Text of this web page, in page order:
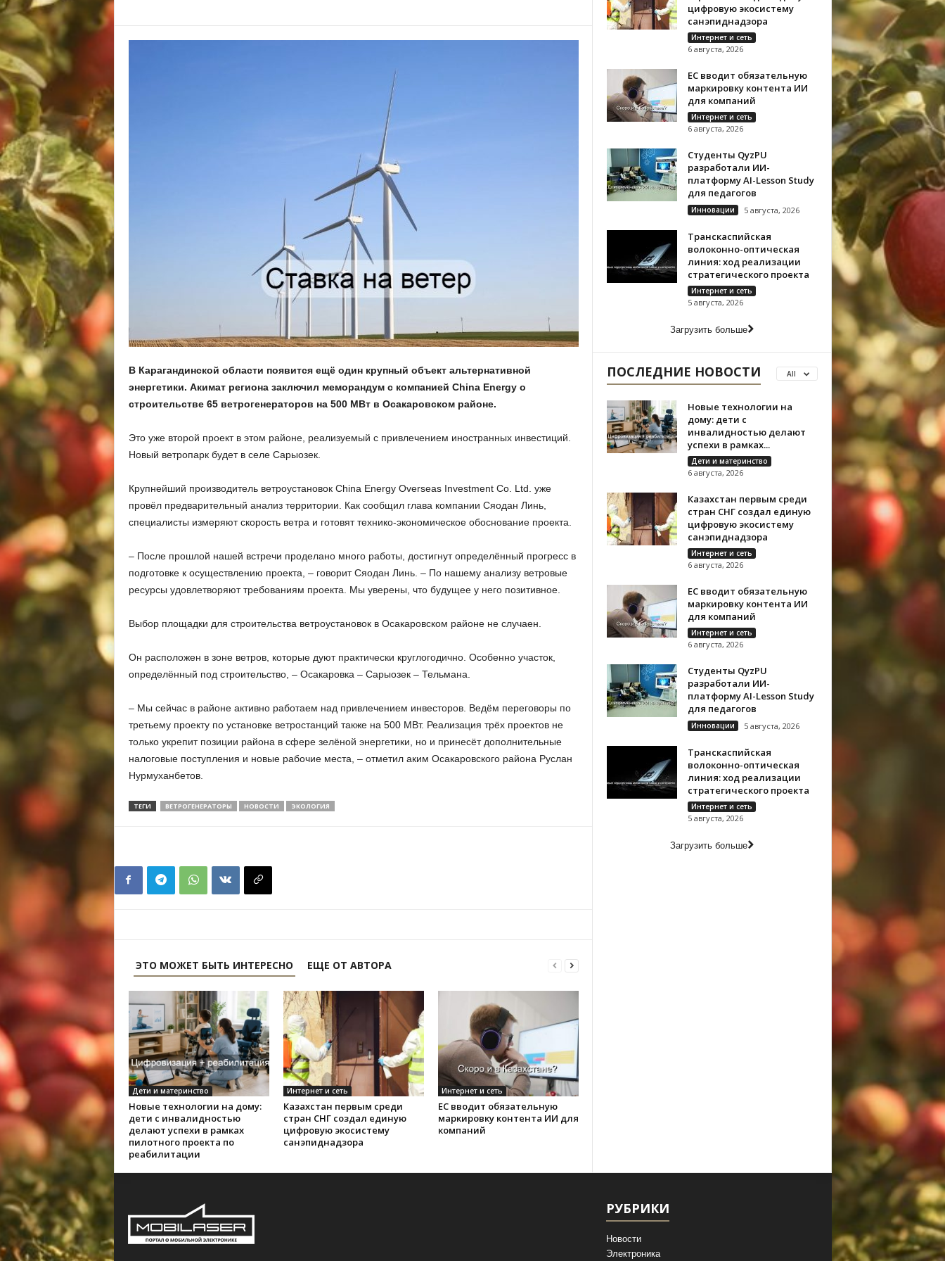
В Карагандинской области появится ещё один крупный объект альтернативной
энергетики. Акимат региона заключил меморандум с компанией China Energy о
строительстве 65 ветрогенераторов на 500 МВт в Осакаровском районе.
Это уже второй проект в этом районе, реализуемый с привлечением иностранных инвестиций.
Новый ветропарк будет в селе Сарыозек.
Крупнейший производитель ветроустановок China Energy Overseas Investment Co. Ltd. уже
провёл предварительный анализ территории. Как сообщил глава компании Сяодан Линь,
специалисты измеряют скорость ветра и готовят технико-экономическое обоснование проекта.
– После прошлой нашей встречи проделано много работы, достигнут определённый прогресс в
подготовке к осуществлению проекта, – говорит Сяодан Линь. – По нашему анализу ветровые
ресурсы удовлетворяют требованиям проекта. Мы уверены, что будущее у него позитивное.
Выбор площадки для строительства ветроустановок в Осакаровском районе не случаен.
Он расположен в зоне ветров, которые дуют практически круглогодично. Особенно участок,
определённый под строительство, – Осакаровка – Сарыозек – Тельмана.
– Мы сейчас в районе активно работаем над привлечением инвесторов. Ведём переговоры по
третьему проекту по установке ветростанций также на 500 МВт. Реализация трёх проектов не
только укрепит позиции района в сфере зелёной энергетики, но и принесёт дополнительные
налоговые поступления и новые рабочие места, – отметил аким Осакаровского района Руслан
Нурмуханбетов.
ТЕГИ ВЕТРОГЕНЕРАТОРЫ НОВОСТИ ЭКОЛОГИЯ
ЭТО МОЖЕТ БЫТЬ ИНТЕРЕСНО ЕЩЕ ОТ АВТОРА
Дети и материнство
Новые технологии на дому:
дети с инвалидностью
делают успехи в рамках
пилотного проекта по
реабилитации
Интернет и сеть
Казахстан первым среди
стран СНГ создал единую
цифровую экосистему
санэпиднадзора
Интернет и сеть
ЕС вводит обязательную
маркировку контента ИИ для
компаний
цифровую экосистему
санэпиднадзора
Интернет и сеть
6 августа, 2026
ЕС вводит обязательную
маркировку контента ИИ
для компаний
Интернет и сеть
6 августа, 2026
Студенты QyzPU
разработали ИИ-
платформу AI-Lesson Study
для педагогов
Инновации 5 августа, 2026
Транскаспийская
волоконно-оптическая
линия: ход реализации
стратегического проекта
Интернет и сеть
5 августа, 2026
Загрузить больше
ПОСЛЕДНИЕ НОВОСТИ All
Новые технологии на
дому: дети с
инвалидностью делают
успехи в рамках...
Дети и материнство
6 августа, 2026
Казахстан первым среди
стран СНГ создал единую
цифровую экосистему
санэпиднадзора
Интернет и сеть
6 августа, 2026
ЕС вводит обязательную
маркировку контента ИИ
для компаний
Интернет и сеть
6 августа, 2026
Студенты QyzPU
разработали ИИ-
платформу AI-Lesson Study
для педагогов
Инновации 5 августа, 2026
Транскаспийская
волоконно-оптическая
линия: ход реализации
стратегического проекта
Интернет и сеть
5 августа, 2026
Загрузить больше
РУБРИКИ
Новости
Электроника